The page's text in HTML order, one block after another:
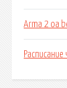
Arma 2 oa